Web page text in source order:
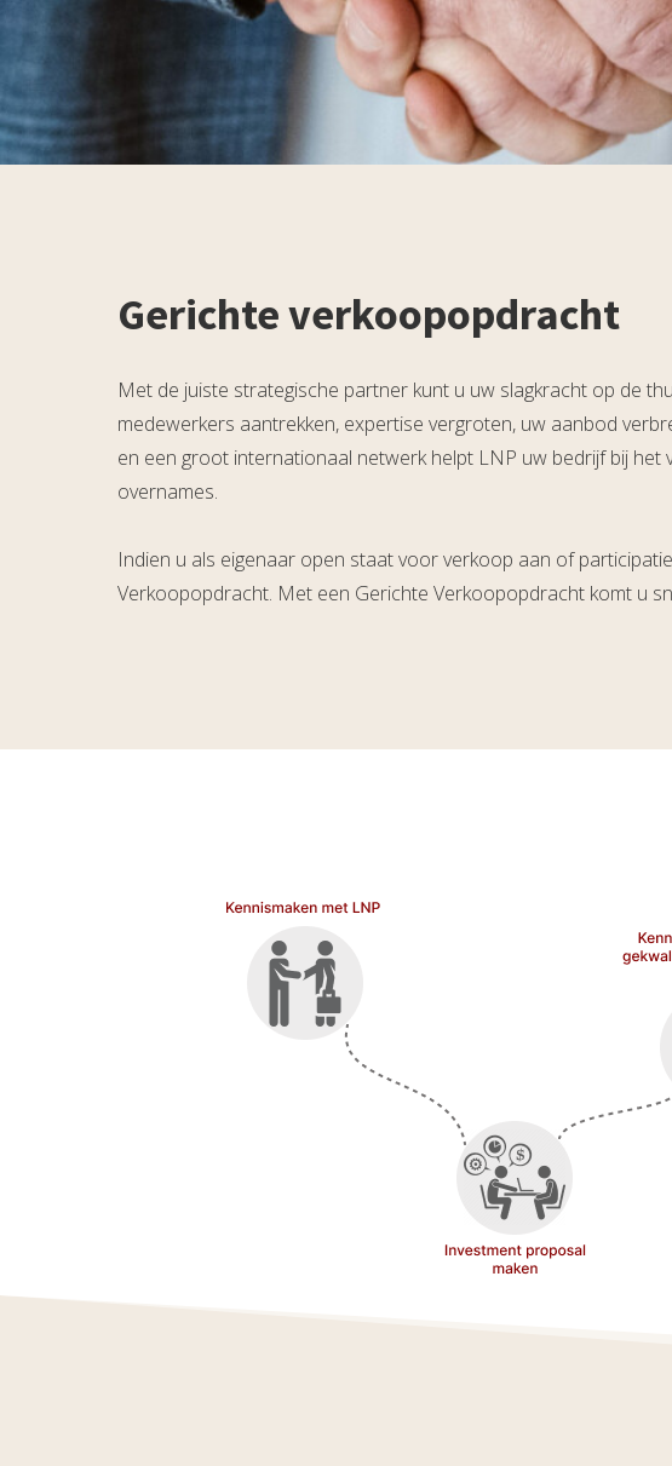
Gerichte verkoopopdracht
Met de juiste strategische partner kunt u uw slagkracht op de
medewerkers aantrekken, expertise vergroten, uw aanbod
en een groot internationaal netwerk helpt LNP uw bedrijf bij
overnames.
Indien u als eigenaar open staat voor verkoop aan of
Verkoopopdracht. Met een Gerichte Verkoopopdracht komt u